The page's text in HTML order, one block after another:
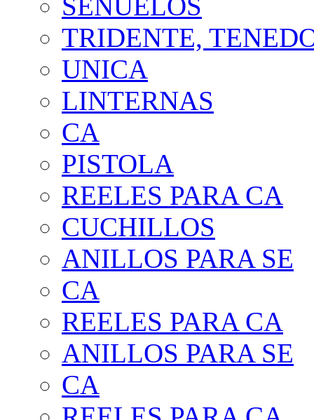
TRIDENTE,
UNICA
LINTERNAS
CA
PISTOLA
REELES PARA CA
CUCHILLOS
ANILLOS PARA SE
CA
REELES PARA CA
ANILLOS PARA SE
CA